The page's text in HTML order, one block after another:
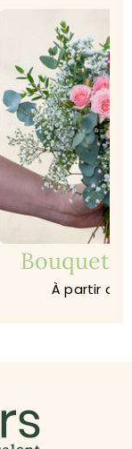
Bouquet
À partir de